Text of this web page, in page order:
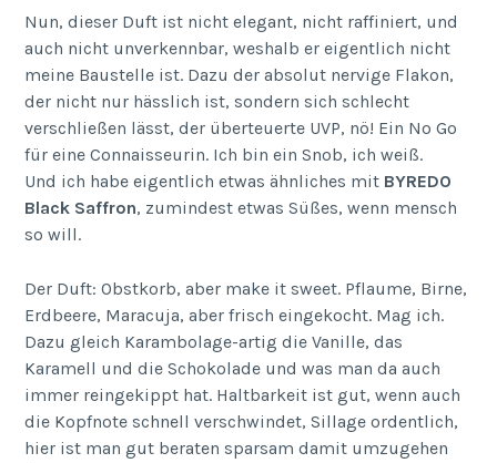
Nun, dieser Duft ist nicht elegant, nicht raffiniert, und
auch nicht unverkennbar, weshalb er eigentlich nicht
meine Baustelle ist. Dazu der absolut nervige Flakon,
der nicht nur hässlich ist, sondern sich schlecht
verschließen lässt, der überteuerte UVP, nö! Ein No Go
für eine Connaisseurin. Ich bin ein Snob, ich weiß.
Und ich habe eigentlich etwas ähnliches mit BYREDO
Black Saffron, zumindest etwas Süßes, wenn mensch
so will.
Der Duft: Obstkorb, aber make it sweet. Pflaume, Birne,
Erdbeere, Maracuja, aber frisch eingekocht. Mag ich.
Dazu gleich Karambolage-artig die Vanille, das
Karamell und die Schokolade und was man da auch
immer reingekippt hat. Haltbarkeit ist gut, wenn auch
die Kopfnote schnell verschwindet, Sillage ordentlich,
hier ist man gut beraten sparsam damit umzugehen